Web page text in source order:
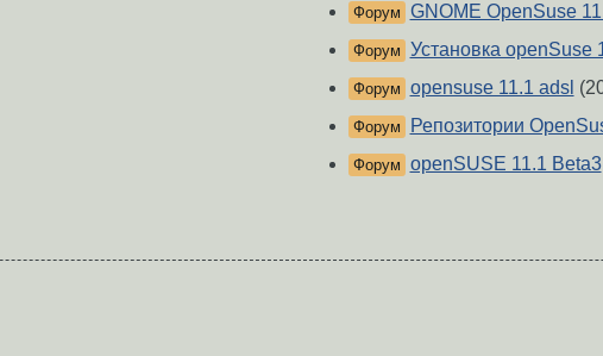
Форум GNOME OpenSuse
Форум Установка openSuse
Форум opensuse 11.1 adsl
Форум Репозитории
Форум openSUSE 11.1 Beta3